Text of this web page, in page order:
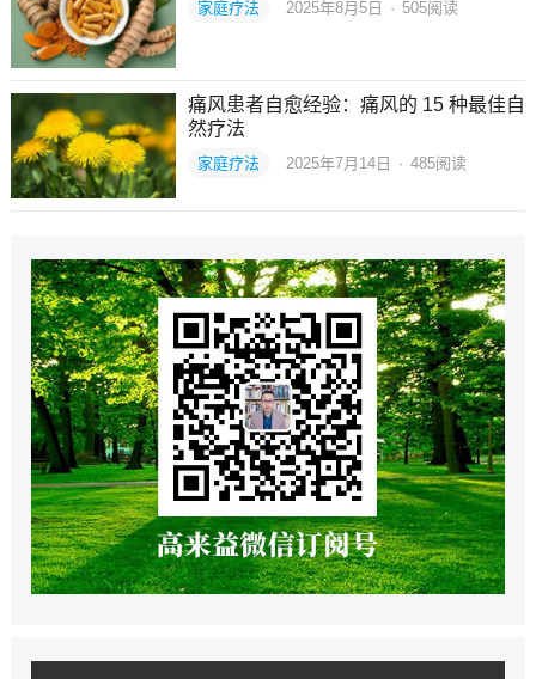
家庭疗法 2025年8月5日 · 505阅读
痛风患者自愈经验：痛风的 15 种最佳自
然疗法
家庭疗法 2025年7月14日 · 485阅读